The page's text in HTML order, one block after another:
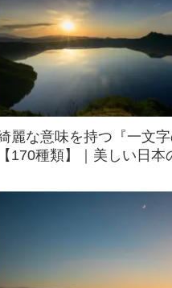
麗な意味を持つ『一文
【170種類】｜美しい日本